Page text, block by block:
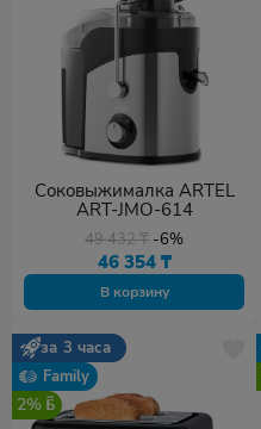
Соковыжималка ARTEL
ART-JMO-614
49 432₸ -6%
46 354 ₸
В корзину
за 3 часа
Family
2%